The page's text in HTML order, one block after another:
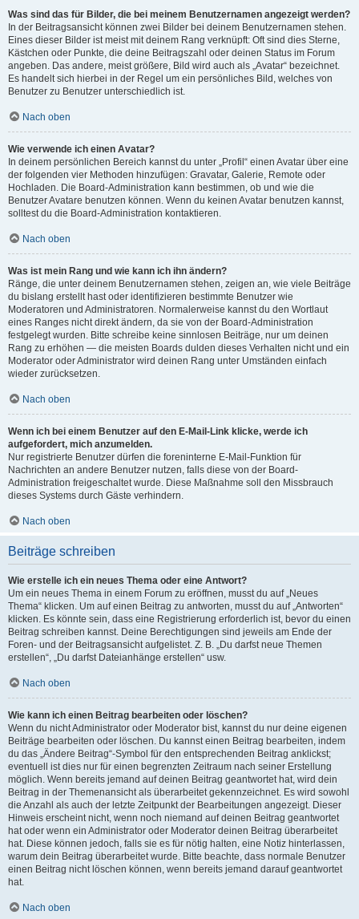
Was sind das für Bilder, die bei meinem Benutzernamen angezeigt werden?
In der Beitragsansicht können zwei Bilder bei deinem Benutzernamen stehen.
Eines dieser Bilder ist meist mit deinem Rang verknüpft: Oft sind dies Sterne,
Kästchen oder Punkte, die deine Beitragszahl oder deinen Status im Forum
angeben. Das andere, meist größere, Bild wird auch als „Avatar“ bezeichnet.
Es handelt sich hierbei in der Regel um ein persönliches Bild, welches von
Benutzer zu Benutzer unterschiedlich ist.
Nach oben
Wie verwende ich einen Avatar?
In deinem persönlichen Bereich kannst du unter „Profil“ einen Avatar über eine
der folgenden vier Methoden hinzufügen: Gravatar, Galerie, Remote oder
Hochladen. Die Board-Administration kann bestimmen, ob und wie die
Benutzer Avatare benutzen können. Wenn du keinen Avatar benutzen kannst,
solltest du die Board-Administration kontaktieren.
Nach oben
Was ist mein Rang und wie kann ich ihn ändern?
Ränge, die unter deinem Benutzernamen stehen, zeigen an, wie viele Beiträge
du bislang erstellt hast oder identifizieren bestimmte Benutzer wie
Moderatoren und Administratoren. Normalerweise kannst du den Wortlaut
eines Ranges nicht direkt ändern, da sie von der Board-Administration
festgelegt wurden. Bitte schreibe keine sinnlosen Beiträge, nur um deinen
Rang zu erhöhen — die meisten Boards dulden dieses Verhalten nicht und ein
Moderator oder Administrator wird deinen Rang unter Umständen einfach
wieder zurücksetzen.
Nach oben
Wenn ich bei einem Benutzer auf den E-Mail-Link klicke, werde ich
aufgefordert, mich anzumelden.
Nur registrierte Benutzer dürfen die foreninterne E-Mail-Funktion für
Nachrichten an andere Benutzer nutzen, falls diese von der Board-
Administration freigeschaltet wurde. Diese Maßnahme soll den Missbrauch
dieses Systems durch Gäste verhindern.
Nach oben
Beiträge schreiben
Wie erstelle ich ein neues Thema oder eine Antwort?
Um ein neues Thema in einem Forum zu eröffnen, musst du auf „Neues
Thema“ klicken. Um auf einen Beitrag zu antworten, musst du auf „Antworten“
klicken. Es könnte sein, dass eine Registrierung erforderlich ist, bevor du einen
Beitrag schreiben kannst. Deine Berechtigungen sind jeweils am Ende der
Foren- und der Beitragsansicht aufgelistet. Z. B. „Du darfst neue Themen
erstellen“, „Du darfst Dateianhänge erstellen“ usw.
Nach oben
Wie kann ich einen Beitrag bearbeiten oder löschen?
Wenn du nicht Administrator oder Moderator bist, kannst du nur deine eigenen
Beiträge bearbeiten oder löschen. Du kannst einen Beitrag bearbeiten, indem
du das „Ändere Beitrag“-Symbol für den entsprechenden Beitrag anklickst;
eventuell ist dies nur für einen begrenzten Zeitraum nach seiner Erstellung
möglich. Wenn bereits jemand auf deinen Beitrag geantwortet hat, wird dein
Beitrag in der Themenansicht als überarbeitet gekennzeichnet. Es wird sowohl
die Anzahl als auch der letzte Zeitpunkt der Bearbeitungen angezeigt. Dieser
Hinweis erscheint nicht, wenn noch niemand auf deinen Beitrag geantwortet
hat oder wenn ein Administrator oder Moderator deinen Beitrag überarbeitet
hat. Diese können jedoch, falls sie es für nötig halten, eine Notiz hinterlassen,
warum dein Beitrag überarbeitet wurde. Bitte beachte, dass normale Benutzer
einen Beitrag nicht löschen können, wenn bereits jemand darauf geantwortet
hat.
Nach oben